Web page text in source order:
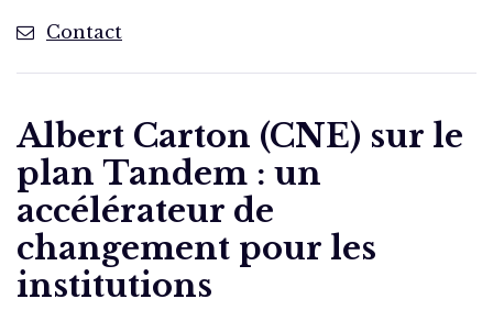
Contact
Albert Carton (CNE) sur le
plan Tandem : un
accélérateur de
changement pour les
institutions